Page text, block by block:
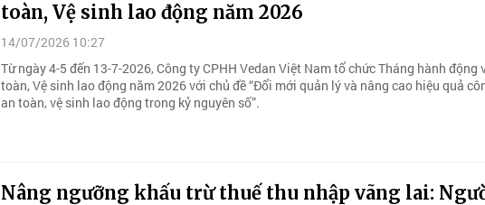
toàn, Vệ sinh lao động năm 2026
14/07/2026 10:27
Từ ngày 4-5 đến 13-7-2026, Công ty CPHH Vedan Việt Nam tổ chức Tháng hành động
toàn, Vệ sinh lao động năm 2026 với chủ đề “Đổi mới quản lý và nâng cao hiệu quả
an toàn, vệ sinh lao động trong kỷ nguyên số”.
Nâng ngưỡng khấu trừ thuế thu nhập vãng lai: